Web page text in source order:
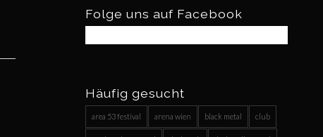
Folge uns auf Facebook
Häufig gesucht
area 53 festival arena wien black metal club